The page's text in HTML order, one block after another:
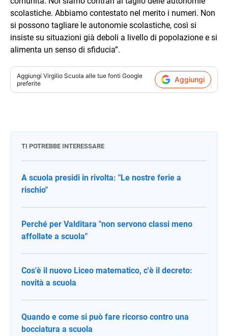
scolastiche. Abbiamo contestato nel merito i numeri. Non
si possono tagliare le autonomie scolastiche, così si
insiste su situazioni già deboli a livello di popolazione e si
alimenta un senso di sfiducia”.
Aggiungi Virgilio Scuola alle tue fonti Google
preferite
Aggiungi
TI POTREBBE INTERESSARE
A scuola presidi in rivolta: "Le nostre ferie a
rischio"
Perché per Valditara "non servono classi meno
affollate a scuola"
Cos'è il nuovo Liceo matematico, c'è il decreto:
novità a scuola
Quando e come si può fare ricorso contro una
bocciatura a scuola